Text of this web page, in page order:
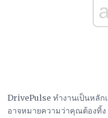
DrivePulse ทำงานเป็นหลั
อาจหมายความว่าคุณต้องทิ้